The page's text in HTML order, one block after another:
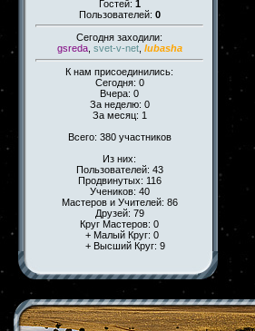
Гостей: 1
Пользователей: 0
Сегодня заходили:
gsreda, svet-v-net, lubasha
К нам присоединились:
Сегодня: 0
Вчера: 0
За неделю: 0
За месяц: 1
Всего: 380 участников
Из них:
Пользователей: 43
Продвинутых: 116
Учеников: 40
Мастеров и Учителей: 86
Друзей: 79
Круг Мастеров: 0
+ Малый Круг: 0
+ Высший Круг: 9